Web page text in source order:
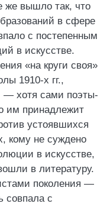
же вышло так, что
в сфере
с постепенным
в искусстве.
«на круги своя»
1910-х гг.,
— хотя сами поэты-
им принадлежит
устоявшихся
кому не суждено
в искусстве,
в литературу.
поколения —
совпала с